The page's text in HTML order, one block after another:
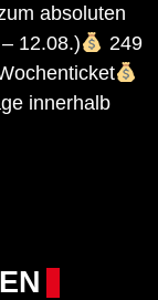
absoluten
12.08.)
249
innerhalb